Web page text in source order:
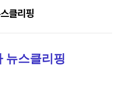
클리핑
뉴스클리핑